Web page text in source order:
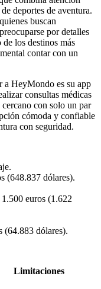
deportes de aventura.
buscan
por detalles
los destinos más
contar con un
a HeyMondo es su app
consultas médicas
con solo un par
cómoda y confiable
con seguridad.
(648.837 dólares).
1.500 euros (1.622
(64.883 dólares).
Limitaciones